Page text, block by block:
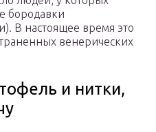
бородавки
В настоящее время это
венерических
и нитки,